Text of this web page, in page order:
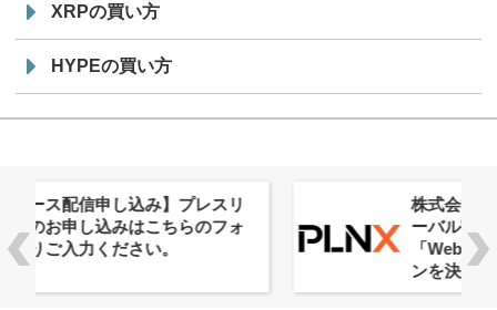
XRPの買い方
HYPEの買い方
株式会社PlnX、アジア最大級のグロ
ーバルWeb3カンファレンス
「WebX2026」とのコラボレーショ